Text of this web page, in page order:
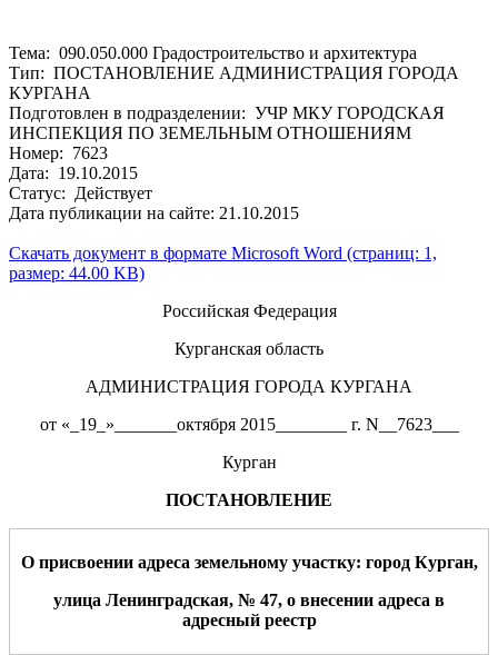
Тема: 090.050.000 Градостроительство и архитектура
Тип: ПОСТАНОВЛЕНИЕ АДМИНИСТРАЦИЯ ГОРОДА
КУРГАНА
Подготовлен в подразделении: УЧР МКУ ГОРОДСКАЯ
ИНСПЕКЦИЯ ПО ЗЕМЕЛЬНЫМ ОТНОШЕНИЯМ
Номер: 7623
Дата: 19.10.2015
Статус: Действует
Дата публикации на сайте: 21.10.2015
Скачать документ в формате Microsoft Word (страниц: 1,
размер: 44.00 KB)
Российская Федерация
Курганская область
АДМИНИСТРАЦИЯ ГОРОДА КУРГАНА
от «_19_»_______октября 2015________ г. N__7623___
Курган
ПОСТАНОВЛЕНИЕ
О присвоении адреса земельномуучастку: город Курган,
улица Ленинградская, № 47, о внесении адреса в
адресный реестр